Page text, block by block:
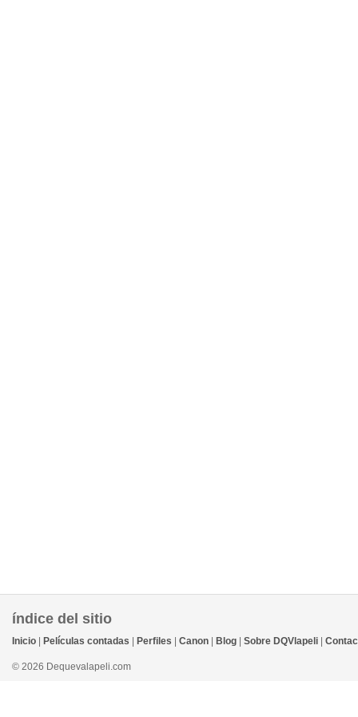
índice del sitio
Inicio Películas contadas Perfiles Canon Blog Sobre DQVlapeli
© 2026 Dequevalapeli.com